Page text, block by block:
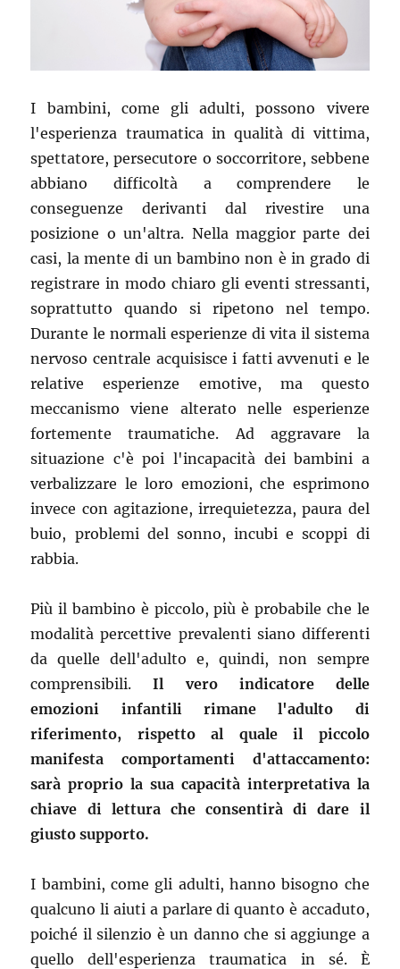
I bambini, come gli adulti, possono vivere
l'esperienza traumatica in qualità di vittima,
spettatore, persecutore o soccorritore, sebbene
abbiano difficoltà a comprendere le
conseguenze derivanti dal rivestire una
posizione o un'altra. Nella maggior parte dei
casi, la mente di un bambino non è in grado di
registrare in modo chiaro gli eventi stressanti,
soprattutto quando si ripetono nel tempo.
Durante le normali esperienze di vita il sistema
nervoso centrale acquisisce i fatti avvenuti e le
relative esperienze emotive, ma questo
meccanismo viene alterato nelle esperienze
fortemente traumatiche. Ad aggravare la
situazione c'è poi l'incapacità dei bambini a
verbalizzare le loro emozioni, che esprimono
invece con agitazione, irrequietezza, paura del
buio, problemi del sonno, incubi e scoppi di
rabbia.
Più il bambino è piccolo, più è probabile che le
modalità percettive prevalenti siano differenti
da quelle dell'adulto e, quindi, non sempre
comprensibili.Il vero indicatore delle
emozioni infantili rimane l'adulto di
riferimento, rispetto al quale il piccolo
manifesta comportamenti d'attaccamento:
sarà proprio la sua capacità interpretativa la
chiave di lettura che consentirà di dare il
giusto supporto.
I bambini, come gli adulti, hanno bisogno che
qualcuno li aiuti a parlare di quanto è accaduto,
poiché il silenzio è un danno che si aggiunge a
quello dell'esperienza traumatica in sé. È